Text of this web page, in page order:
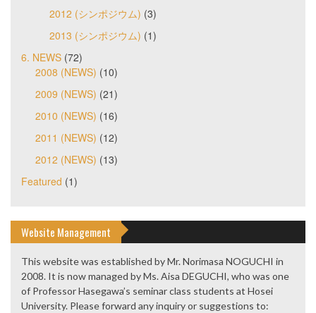
2012 (シンポジウム) (3)
2013 (シンポジウム) (1)
6. NEWS (72)
2008 (NEWS) (10)
2009 (NEWS) (21)
2010 (NEWS) (16)
2011 (NEWS) (12)
2012 (NEWS) (13)
Featured (1)
Website Management
This website was established by Mr. Norimasa NOGUCHI in
2008. It is now managed by Ms. Aisa DEGUCHI, who was one
of Professor Hasegawa’s seminar class students at Hosei
University. Please forward any inquiry or suggestions to: